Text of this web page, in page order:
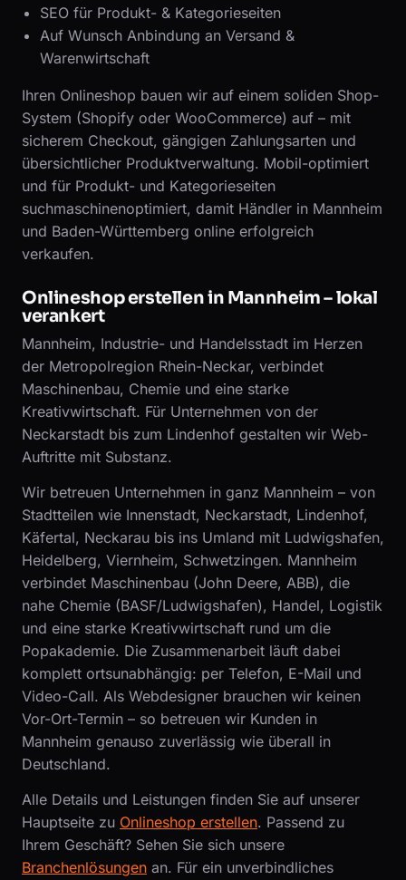
SEO für Produkt- & Kategorieseiten
Auf Wunsch Anbindung an Versand &
Warenwirtschaft
Ihren Onlineshop bauen wir auf einem soliden Shop-
System (Shopify oder WooCommerce) auf – mit
sicherem Checkout, gängigen Zahlungsarten und
übersichtlicher Produktverwaltung. Mobil-optimiert
und für Produkt- und Kategorieseiten
suchmaschinenoptimiert, damit Händler in Mannheim
und Baden-Württemberg online erfolgreich
verkaufen.
Onlineshop erstellen in Mannheim – lokal
verankert
Mannheim, Industrie- und Handelsstadt im Herzen
der Metropolregion Rhein-Neckar, verbindet
Maschinenbau, Chemie und eine starke
Kreativwirtschaft. Für Unternehmen von der
Neckarstadt bis zum Lindenhof gestalten wir Web-
Auftritte mit Substanz.
Wir betreuen Unternehmen in ganz Mannheim – von
Stadtteilen wie Innenstadt, Neckarstadt, Lindenhof,
Käfertal, Neckarau bis ins Umland mit Ludwigshafen,
Heidelberg, Viernheim, Schwetzingen. Mannheim
verbindet Maschinenbau (John Deere, ABB), die
nahe Chemie (BASF/Ludwigshafen), Handel, Logistik
und eine starke Kreativwirtschaft rund um die
Popakademie. Die Zusammenarbeit läuft dabei
komplett ortsunabhängig: per Telefon, E-Mail und
Video-Call. Als Webdesigner brauchen wir keinen
Vor-Ort-Termin – so betreuen wir Kunden in
Mannheim genauso zuverlässig wie überall in
Deutschland.
Alle Details und Leistungen finden Sie auf unserer
Hauptseite zu Onlineshop erstellen. Passend zu
Ihrem Geschäft? Sehen Sie sich unsere
Branchenlösungen an. Für ein unverbindliches